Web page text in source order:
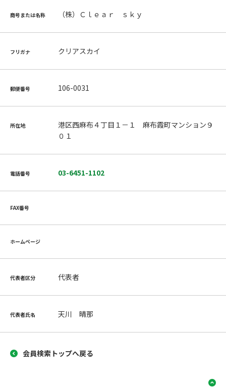
商号または名称 （株）Ｃｌｅａｒ ｓｋｙ
フリガナ クリアスカイ
郵便番号 106-0031
所在地
港区西麻布４丁目１－１ 麻布霞町マンション９
０１
電話番号 03-6451-1102
FAX番号
ホームページ
代表者区分 代表者
代表者氏名 天川 晴那
会員検索トップへ戻る